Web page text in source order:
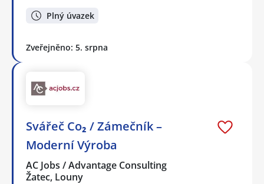
Plný úvazek
Zveřejněno: 5. srpna
Svářeč Co₂ / Zámečník –
Moderní Výroba
AC Jobs / Advantage Consulting
Žatec, Louny